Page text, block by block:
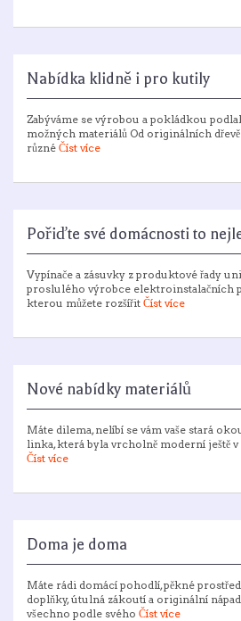
Nabídka klidně i pro kutily
Zabýváme se výrobou a pokládkou
možných materiálů Od originálních
různé Číst více
Pořiďte své domácnosti to
Vypínače a zásuvky z produktové řady
proslulého výrobce elektroinstalačních
kterou můžete rozšířit Číst více
Nové nabídky materiálů
Máte dilema, nelíbí se vám vaše stará
linka, která byla vrcholně moderní ještě
Číst více
Doma je doma
Máte rádi domácí pohodlí, pěkné
doplňky, útulná zákoutí a originální
všechno podle svého Číst více